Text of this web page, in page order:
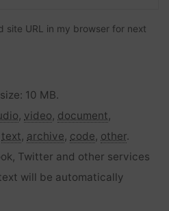
site URL in my browser for next
10 MB.
, video, document,
text, archive, code, other.
Twitter and other services
will be automatically